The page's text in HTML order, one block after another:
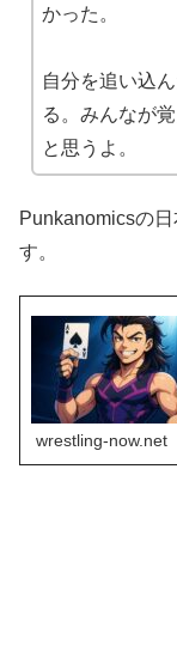
かった。
自分を追い込
る。みんなが
と思うよ。
Punkanomicsの
す。
wrestling-now.net